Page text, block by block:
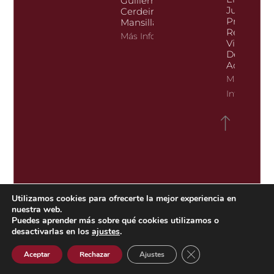
Cerdeira Bravo De
Mansilla.
Más Información
Juan José
Pretel
De Esta
Academia.
Más
Utilizamos cookies para ofrecerte la mejor experiencia en
nuestra web.
Puedes aprender más sobre qué cookies utilizamos o
desactivarlas en los ajustes.
Aceptar Rechazar Ajustes Cerrar el banner de